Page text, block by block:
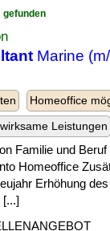
gefunden
Marine
Homeoffice
Leistungen
Familie und
Homeoffice
Erhöhung
[...]